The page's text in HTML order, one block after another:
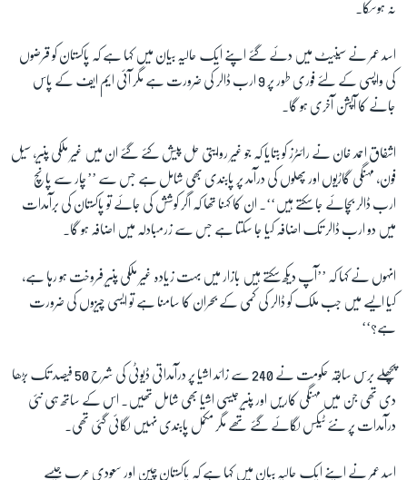
نہ ہوسکا۔
اسد عمر نے سینیٹ میں دئے گئے اپنے ایک حالیہ بیان میں کہا ہے کہ پاکستان کو قرضوں
کی واپسی کے لئے فوری طور پر 9 ارب ڈالر کی ضرورت ہے مگر آئی ایم ایف کے پاس
جانے کا آپشن آخری ہو گا۔
اشفاق احمد خان نے رائٹرز کو بتایا کہ جو غیر روایتی حل پیش کئے گئے ان میں غیر ملکی پنیر، سیل
فون، مہنگی گاڑیوں اور پھلوں کی درآمد پر پابندی بھی شامل ہے جس سے ’’چار سے پانچ
ارب ڈالر بچائے جا سکتے ہیں‘‘۔ ان کا کہنا تھا کہ اگر کوشش کی جائے تو پاکستان کی برآمدات
میں دو ارب ڈالر تک اضافہ کیا جا سکتا ہے جس سے زرمبادلہ میں اضافہ ہو گا۔
انہوں نے کہا کہ ’’آپ دیکھ سکتے ہیں بازار میں بہت زیادہ غیر ملکی پنیر فروخت ہو رہا ہے،
کیا ایسے میں جب ملک کو ڈالر کی کمی کے بحران کا سامنا ہے تو ایسی چیزوں کی ضرورت
ہے؟‘‘
پچھلے برس سابقہ حکومت نے 240 سے زائد اشیا پر درآمداتی ڈیوٹی کی شرح 50 فیصد تک بڑھا
دی تھی جن میں مہنگی کاریں اور پنیر جیسی اشیا بھی شامل تھیں۔ اس کے ساتھ ہی نئی
درآمدات پر نئے ٹیکس لگائے گئے تھے مگر مکمل پابندی نہیں لگائی گئی تھی۔
اسد عمر نے اپنے ایک حالیہ بیان میں کہا ہے کہ پاکستان چین اور سعودی عرب جیسے